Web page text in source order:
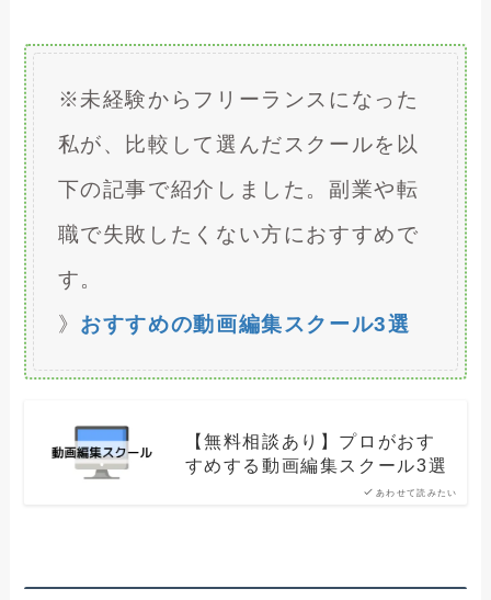
※未経験からフリーランスになった
私が、比較して選んだスクールを以
下の記事で紹介しました。副業や転
職で失敗したくない方におすすめで
す。
》 おすすめの動画編集スクール3選
あわせて読みたい
【無料相談あり】プロがおす
すめする動画編集スクール3選